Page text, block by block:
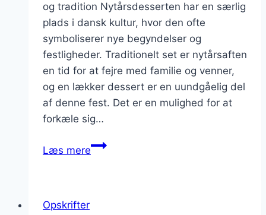
og tradition Nytårsdesserten har en særlig
plads i dansk kultur, hvor den ofte
symboliserer nye begyndelser og
festligheder. Traditionelt set er nytårsaften
en tid for at fejre med familie og venner,
og en lækker dessert er en uundgåelig del
af denne fest. Det er en mulighed for at
forkæle sig…
Læs mereNytårsdessert
Opskrifter